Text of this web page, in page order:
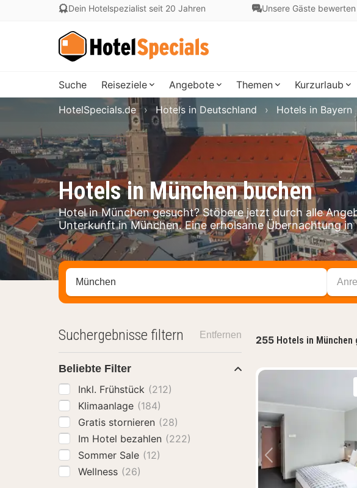
Dein Hotelspezialist seit 20 Jahren Unsere Gäste
Suche Reiseziele Angebote Themen Kurzurlaub
Hotels in München buchen
Hotel in München gesucht? Stöbere jetzt durch alle
Unterkunft in München. Eine erholsame Übernachtung
HotelSpecials.de Hotels in Deutschland Hotels in Bayern
Stadt, Region oder Hotel suchen
255 Hotels in München
Vorheriges
Suchergebnisse filtern Entfernen
Beliebte Filter
Inkl. Frühstück (212)
Klimaanlage (184)
Gratis stornieren (28)
Im Hotel bezahlen (222)
Sommer Sale (12)
Wellness (26)